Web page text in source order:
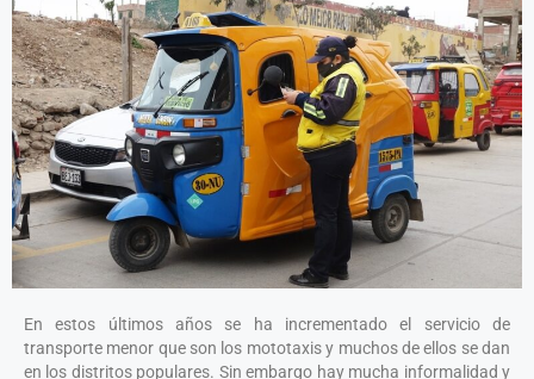
En estos últimos años se ha incrementado el servicio de
transporte menor que son los mototaxis y muchos de ellos se dan
en los distritos populares. Sin embargo hay mucha informalidad y